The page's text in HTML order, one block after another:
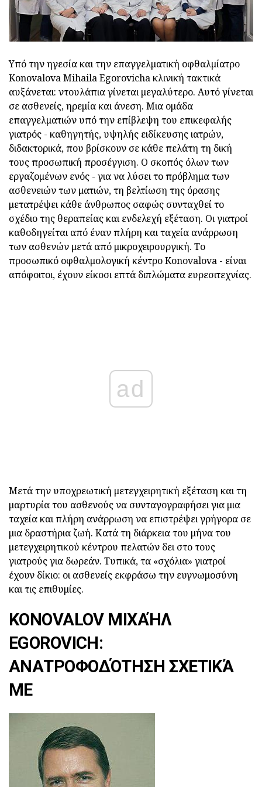
Υπό την ηγεσία και την επαγγελματική οφθαλμίατρο
Konovalova Mihaila Egorovicha κλινική τακτικά
αυξάνεται: ντουλάπια γίνεται μεγαλύτερο. Αυτό γίνεται
σε ασθενείς, ηρεμία και άνεση. Μια ομάδα
επαγγελματιών υπό την επίβλεψη του επικεφαλής
γιατρός - καθηγητής, υψηλής ειδίκευσης ιατρών,
διδακτορικά, που βρίσκουν σε κάθε πελάτη τη δική
τους προσωπική προσέγγιση. Ο σκοπός όλων των
εργαζομένων ενός - για να λύσει το πρόβλημα των
ασθενειών των ματιών, τη βελτίωση της όρασης
μετατρέψει κάθε άνθρωπος σαφώς συνταχθεί το
σχέδιο της θεραπείας και ενδελεχή εξέταση. Οι γιατροί
καθοδηγείται από έναν πλήρη και ταχεία ανάρρωση
των ασθενών μετά από μικροχειρουργική. Το
προσωπικό οφθαλμολογική κέντρο Konovalova - είναι
απόφοιτοι, έχουν είκοσι επτά διπλώματα ευρεσιτεχνίας.
ad
Μετά την υποχρεωτική μετεγχειρητική εξέταση και τη
μαρτυρία του ασθενούς να συνταγογραφήσει για μια
ταχεία και πλήρη ανάρρωση να επιστρέψει γρήγορα σε
μια δραστήρια ζωή. Κατά τη διάρκεια του μήνα του
μετεγχειρητικού κέντρου πελατών δει στο τους
γιατρούς για δωρεάν. Τυπικά, τα «σχόλια» γιατροί
έχουν δίκιο: οι ασθενείς εκφράσω την ευγνωμοσύνη
και τις επιθυμίες.
KONOVALOV ΜΙΧΑΉΛ
EGOROVICH:
ΑΝΑΤΡΟΦΟΔΌΤΗΣΗ ΣΧΕΤΙΚΆ
ΜΕ